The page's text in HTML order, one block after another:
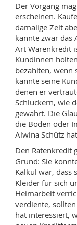
Der Vorgang
erscheinen.
damalige Zeit
kannte zwar das
Art Warenkredit
Kundinnen
bezahlten, wenn
kannte seine
denen er
Schluckern, wie
gewährt. Die
die Boden oder
Alwina Schütz
Den Ratenkredit
Grund: Sie
Kalkül war, dass
Kleider für sich
Heimarbeit
verdiente,
hat interessiert,